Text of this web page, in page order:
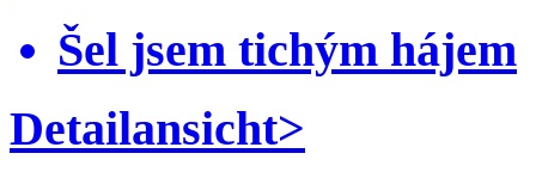
Šel jsem tichým hájem
Detailansicht>